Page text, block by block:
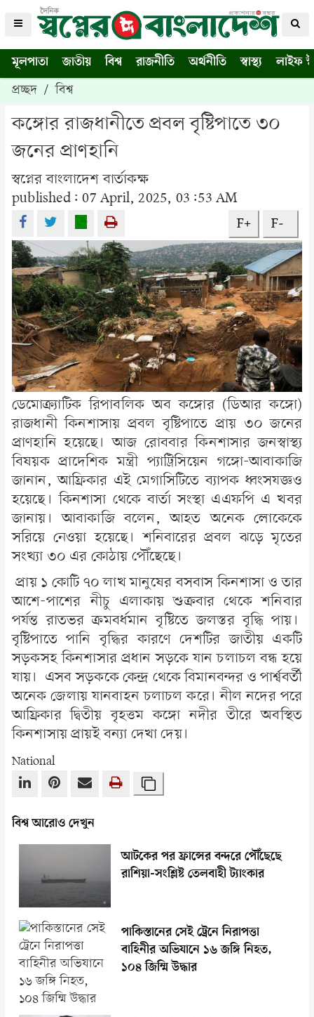
মূলপাতা জাতীয় বিশ্ব রাজনীতি অর্থনীতি স্বাস্থ্য লাইফ
প্রচ্ছদ /বিশ্ব
কঙ্গোর রাজধানীতে প্রবল বৃষ্টিপাতে ৩০
জনের প্রাণহানি
স্বপ্নের বাংলাদেশ বার্তাকক্ষ
published: 07 April, 2025, 03:53 AM
F+ F-
ডেমোক্র্যাটিক রিপাবলিক অব কঙ্গোর (ডিআর কঙ্গো)
রাজধানী কিনশাসায় প্রবল বৃষ্টিপাতে প্রায় ৩০ জনের
প্রাণহানি হয়েছে। আজ রোববার কিনশাসার জনস্বাস্থ্য
বিষয়ক প্রাদেশিক মন্ত্রী প্যাট্রিসিয়েন গঙ্গো-আবাকাজি
জানান, আফ্রিকার এই মেগাসিটিতে ব্যাপক ধ্বংসযজ্ঞও
হয়েছে। কিনশাসা থেকে বার্তা সংস্থা এএফপি এ খবর
জানায়। আবাকাজি বলেন, আহত অনেক লোকেকে
সরিয়ে নেওয়া হয়েছে। শনিবারের প্রবল ঝড়ে মৃতের
সংখ্যা ৩০ এর কোঠায় পৌঁছেছে।
প্রায় ১ কোটি ৭০ লাখ মানুষের বসবাস কিনশাসা ও তার
আশে-পাশের নীচু এলাকায় শুক্রবার থেকে শনিবার
পর্যন্ত রাতভর ক্রমবর্ধমান বৃষ্টিতে জলস্তর বৃদ্ধি পায়।
বৃষ্টিপাতে পানি বৃদ্ধির কারণে দেশটির জাতীয় একটি
সড়কসহ কিনশাসার প্রধান সড়কে যান চলাচল বন্ধ হয়ে
যায়। এসব সড়ককে কেন্দ্র থেকে বিমানবন্দর ও পার্শ্ববর্তী
অনেক জেলায় যানবাহন চলাচল করে। নীল নদের পরে
আফ্রিকার দ্বিতীয় বৃহত্তম কঙ্গো নদীর তীরে অবস্থিত
কিনশাসায় প্রায়ই বন্যা দেখা দেয়।
National
বিশ্ব আরোও দেখুন
আটকের পর ফ্রান্সের বন্দরে পৌঁছেছে
রাশিয়া-সংশ্লিষ্ট তেলবাহী ট্যাংকার
পাকিস্তানের সেই ট্রেনে নিরাপত্তা
বাহিনীর অভিযানে ১৬ জঙ্গি নিহত,
১০৪ জিম্মি উদ্ধার